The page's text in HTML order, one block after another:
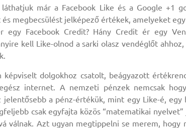
már a Facebook Like és a Google +1
megbecsülést jelképező értékek, amelyeket
egy Facebook Credit? Hány Credit ér egy
kell Like-olnod a sarki olasz vendéglőt
dolgokhoz csatolt, beágyazott
internet. A nemzeti pénzek nemcsak
jelentősebb a pénz-értékük, mint egy Like-é, egy
csak egyfajta közös “matematikai
válnak. Azt ugyan megtippelni se merem, hogy